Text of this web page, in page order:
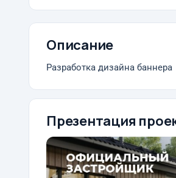
Описание
Разработка дизайна баннера
Презентация